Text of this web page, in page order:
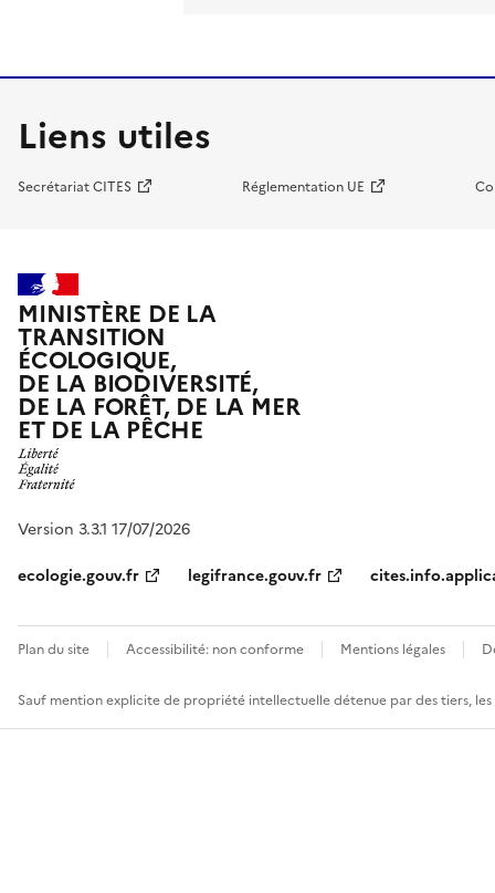
Liens utiles
Secrétariat CITES Réglementation UE
MINISTÈRE DE LA
TRANSITION
ÉCOLOGIQUE,
DE LA BIODIVERSITÉ,
DE LA FORÊT, DE LA MER
ET DE LA PÊCHE
Version 3.3.1 17/07/2026
ecologie.gouv.fr
legifrance.gouv.fr
Plan du site Accessibilité: non conforme Mentions légales
Sauf mention explicite de propriété intellectuelle détenue par des tiers,